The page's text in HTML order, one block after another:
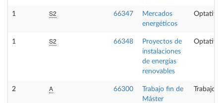
1 S2 66347
Mercados
energéticos
Optativa
1 S2 66348
Proyectos de
instalaciones
de energías
renovables
Optativa
2 A 66300
Trabajo fin de
Máster
Trabajo